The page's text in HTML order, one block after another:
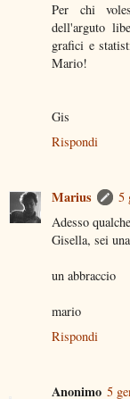
Per chi
dell'arguto
grafici e
Mario!
Gis
Rispondi
Marius
5
Adesso
Gisella, sei
un abbraccio
mario
Rispondi
Anonimo 5